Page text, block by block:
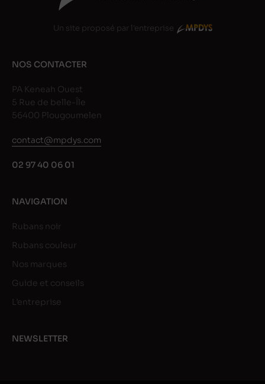
Un site proposé par l'entreprise
NOS CONTACTER
PA Keneah Ouest
5 Rue de belle-Île
56400 Plougoumelen
contact@mpdys.com
02 97 40 06 01
NAVIGATION
Rubans noir
Rubans couleur
Nos marques
Guide et conseils
L’entreprise
NEWSLETTER